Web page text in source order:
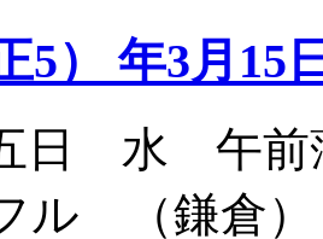
5） 年3月15
日 水 午前
ル （鎌倉